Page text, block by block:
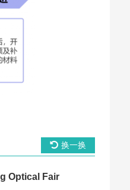
换一换
Optical Fair